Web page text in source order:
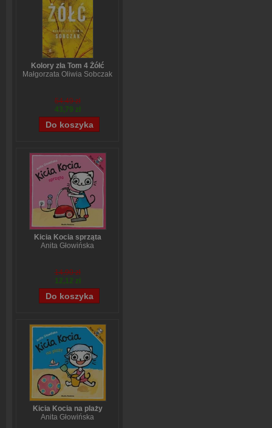
Kolory zła Tom 4 Żółć
Małgorzata Oliwia Sobczak
54,49 zł
43,79 zł
Kicia Kocia sprząta
Anita Głowińska
14,90 zł
12,12 zł
Kicia Kocia na plaży
Anita Głowińska